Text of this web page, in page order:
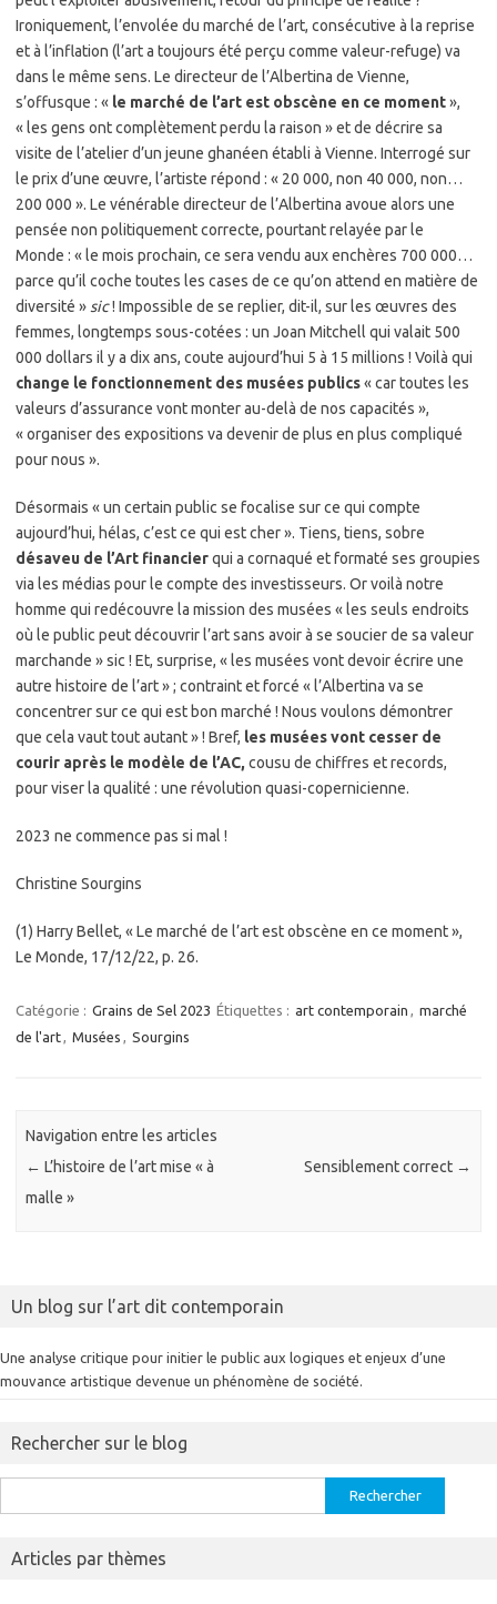
Ironiquement, l’envolée du marché de l’art, consécutive à la reprise
et à l’inflation (l’art a toujours été perçu comme valeur-refuge) va
dans le même sens. Le directeur de l’Albertina de Vienne,
s’offusque : « le marché de l’art est obscène en ce moment»,
« les gens ont complètement perdu la raison » et de décrire sa
visite de l’atelier d’un jeune ghanéen établi à Vienne. Interrogé sur
le prix d’une œuvre, l’artiste répond : « 20 000, non 40 000, non…
200 000 ». Le vénérable directeur de l’Albertina avoue alors une
pensée non politiquement correcte, pourtant relayée par le
Monde : « le mois prochain, ce sera vendu aux enchères 700 000…
parce qu’il coche toutes les cases de ce qu’on attend en matière de
diversité » sic! Impossible de se replier, dit-il, sur les œuvres des
femmes, longtemps sous-cotées : un Joan Mitchell qui valait 500
000 dollars il y a dix ans, coute aujourd’hui 5 à 15 millions ! Voilà qui
change le fonctionnement des musées publics« car toutes les
valeurs d’assurance vont monter au-delà de nos capacités »,
« organiser des expositions va devenir de plus en plus compliqué
pour nous ».
Désormais « un certain public se focalise sur ce qui compte
aujourd’hui, hélas, c’est ce qui est cher ». Tiens, tiens, sobre
désaveu de l’Art financierqui a cornaqué et formaté ses groupies
via les médias pour le compte des investisseurs. Or voilà notre
homme qui redécouvre la mission des musées « les seuls endroits
où le public peut découvrir l’art sans avoir à se soucier de sa valeur
marchande » sic ! Et, surprise, « les musées vont devoir écrire une
autre histoire de l’art » ; contraint et forcé « l’Albertina va se
concentrer sur ce qui est bon marché ! Nous voulons démontrer
que cela vaut tout autant » ! Bref, les musées vont cesser de
courir après le modèle de l’AC, cousu de chiffres et records,
pour viser la qualité : une révolution quasi-copernicienne.
2023 ne commence pas si mal !
Christine Sourgins
(1) Harry Bellet, « Le marché de l’art est obscène en ce moment »,
Le Monde, 17/12/22, p. 26.
Catégorie : Grains de Sel 2023 Étiquettes : art contemporain , marché
de l'art, Musées , Sourgins
Navigation entre les articles
← L’histoire de l’art mise « à
malle »
Sensiblement correct →
Un blog sur l’art dit contemporain
Une analyse critique pour initier le public aux logiques et enjeux d’une
mouvance artistique devenue un phénomène de société.
Rechercher sur le blog
Articles par thèmes